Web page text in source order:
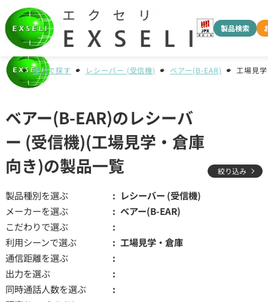
製品検索
種別で探す レシーバー (受信機) ベアー(B-EAR) 工場見
ベアー(B-EAR)のレシーバ
ー (受信機)(工場見学・倉庫
向き)の製品一覧
絞り込み
製品種別を選ぶ
レシーバー (受信機)
メーカーを選ぶ
ベアー(B-EAR)
こだわりで選ぶ
利用シーンで選ぶ
工場見学・倉庫
通信距離を選ぶ
出力を選ぶ
同時通話人数を選ぶ